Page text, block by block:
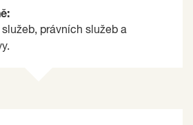
právních služeb a